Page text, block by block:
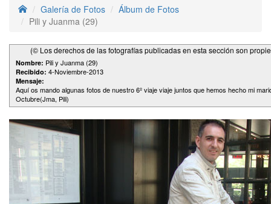
Galería de Fotos
Álbum de Fotos
Pili y Juanma (29)
(© Los derechos de las fotografías publicadas en esta sección son
Nombre: Pili y Juanma (29)
Recibido: 4-Noviembre-2013
Mensaje:
Aquí os mando algunas fotos de nuestro 6º viaje viaje juntos que hemos hecho mi
Octubre(Jma, Pili)